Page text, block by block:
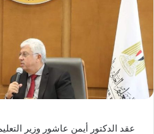
عقد الدكتور أيمن عاشور وزير